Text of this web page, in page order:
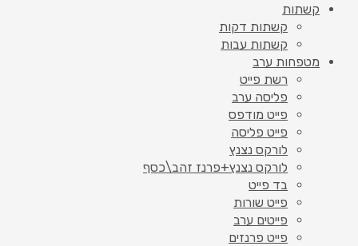
קשתות
קשתות דקות
קשתות עבות
מטפחות ערב
רשת פייט
פליסה ערב
פייט מודפס
פייט פליסה
לורקס נצנץ
לורקס נצנץ+פרנז זהב\כסף
בד פייט
פייט שורות
פייטים ערב
פייט פרנזים